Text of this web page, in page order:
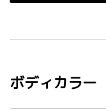
ボディカラー